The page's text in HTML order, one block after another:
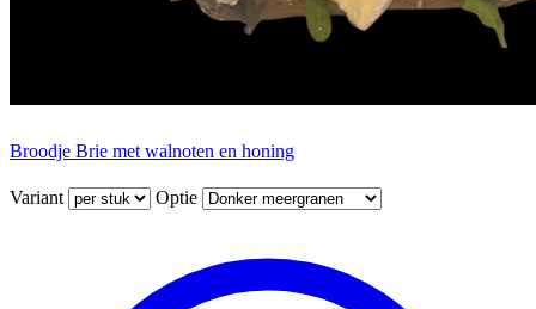
Broodje Brie met walnoten en honing
Variant Optie